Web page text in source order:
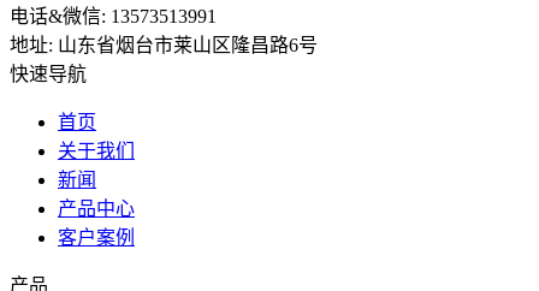
电话&微信: 13573513991
地址: 山东省烟台市莱山区隆昌路6号
快速导航
首页
关于我们
新闻
产品中心
客户案例
产品